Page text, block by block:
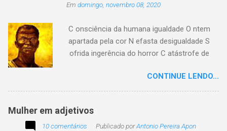
Em domingo, novembro 08, 2020
C onsciência da humana igualdade O ntem
apartada pela cor N efasta desigualdade S
ofrida ingerência do horror C atástrofe de
tempo o preito N egritude sempre linda C ultura
multicolor I rmanados na cidadania A gentes
CONTINUE LENDO...
Mulher em adjetivos
10 comentários Publicado porAntonio Pereira Apon